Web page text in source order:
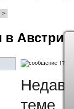
>
Австрии
теме